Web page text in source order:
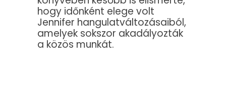
hogy időnként elege volt
Jennifer hangulatváltozásaiból,
amelyek sokszor akadályozták
a közös munkát.